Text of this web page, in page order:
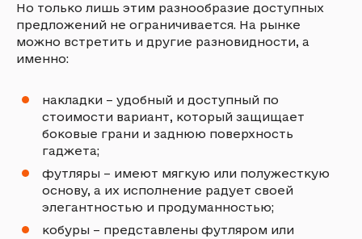
Но только лишь этим разнообразие доступных
предложений не ограничивается. На рынке
можно встретить и другие разновидности, а
именно:
накладки – удобный и доступный по
стоимости вариант, который защищает
боковые грани и заднюю поверхность
гаджета;
футляры – имеют мягкую или полужесткую
основу, а их исполнение радует своей
элегантностью и продуманностью;
кобуры – представлены футляром или